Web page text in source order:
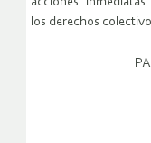
los derechos